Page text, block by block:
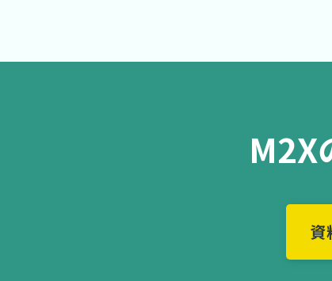
M2X
資